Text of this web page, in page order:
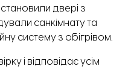
двері з
санкімнату та
систему з обігрівом.
і відповідає усім